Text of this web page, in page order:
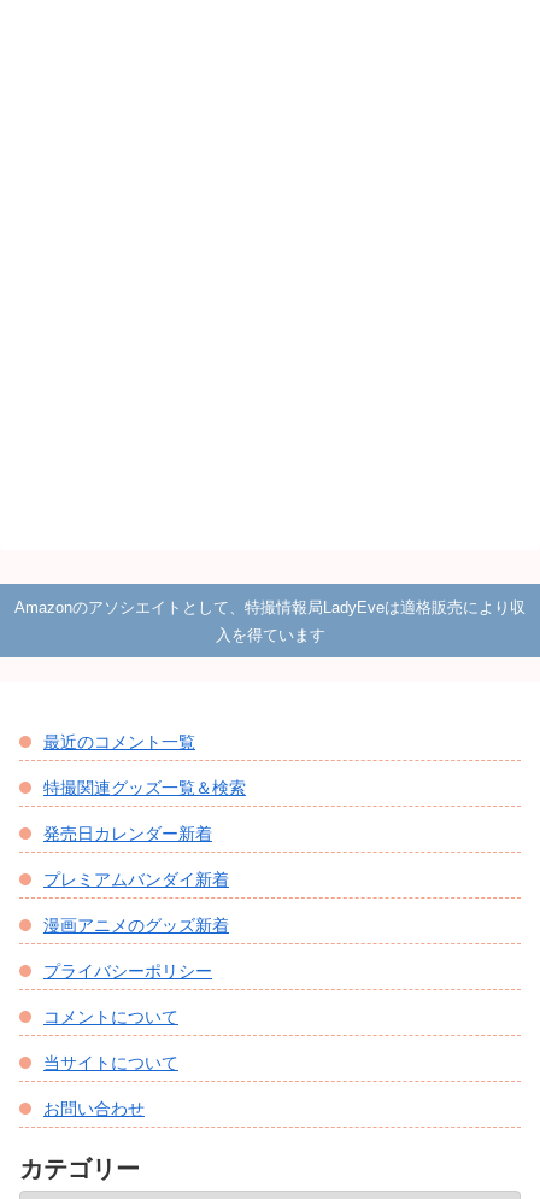
Amazonのアソシエイトとして、特撮情報局LadyEveは適格販売により収
入を得ています
最近のコメント一覧
特撮関連グッズ一覧＆検索
発売日カレンダー新着
プレミアムバンダイ新着
漫画アニメのグッズ新着
プライバシーポリシー
コメントについて
当サイトについて
お問い合わせ
カテゴリー